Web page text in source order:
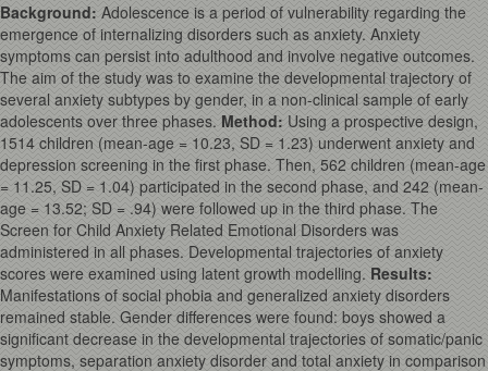
Background: Adolescence is a period of vulnerability regarding the
emergence of internalizing disorders such as anxiety. Anxiety
symptoms can persist into adulthood and involve negative outcomes.
The aim of the study was to examine the developmental trajectory of
several anxiety subtypes by gender, in a non-clinical sample of early
adolescents over three phases. Method: Using a prospective design,
1514 children (mean-age = 10.23, SD = 1.23) underwent anxiety and
depression screening in the first phase. Then, 562 children (mean-age
= 11.25, SD = 1.04) participated in the second phase, and 242 (mean-
age = 13.52; SD = .94) were followed up in the third phase. The
Screen for Child Anxiety Related Emotional Disorders was
administered in all phases. Developmental trajectories of anxiety
scores were examined using latent growth modelling. Results:
Manifestations of social phobia and generalized anxiety disorders
remained stable. Gender differences were found: boys showed a
significant decrease in the developmental trajectories of somatic/panic
symptoms, separation anxiety disorder and total anxiety in comparison